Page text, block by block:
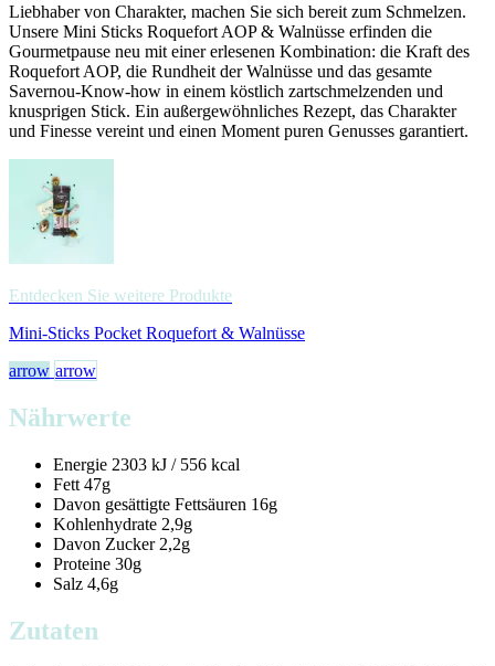
Liebhaber von Charakter, machen Sie sich bereit zum Schmelzen.
Unsere Mini Sticks Roquefort AOP & Walnüsse erfinden die
Gourmetpause neu mit einer erlesenen Kombination: die Kraft des
Roquefort AOP, die Rundheit der Walnüsse und das gesamte
Savernou-Know-how in einem köstlich zartschmelzenden und
knusprigen Stick. Ein außergewöhnliches Rezept, das Charakter
und Finesse vereint und einen Moment puren Genusses garantiert.
Entdecken Sie weitere Produkte
Mini-Sticks Pocket Roquefort & Walnüsse
arrow arrow
Nährwerte
Energie 2303 kJ / 556 kcal
Fett 47g
Davon gesättigte Fettsäuren 16g
Kohlenhydrate 2,9g
Davon Zucker 2,2g
Proteine 30g
Salz 4,6g
Zutaten